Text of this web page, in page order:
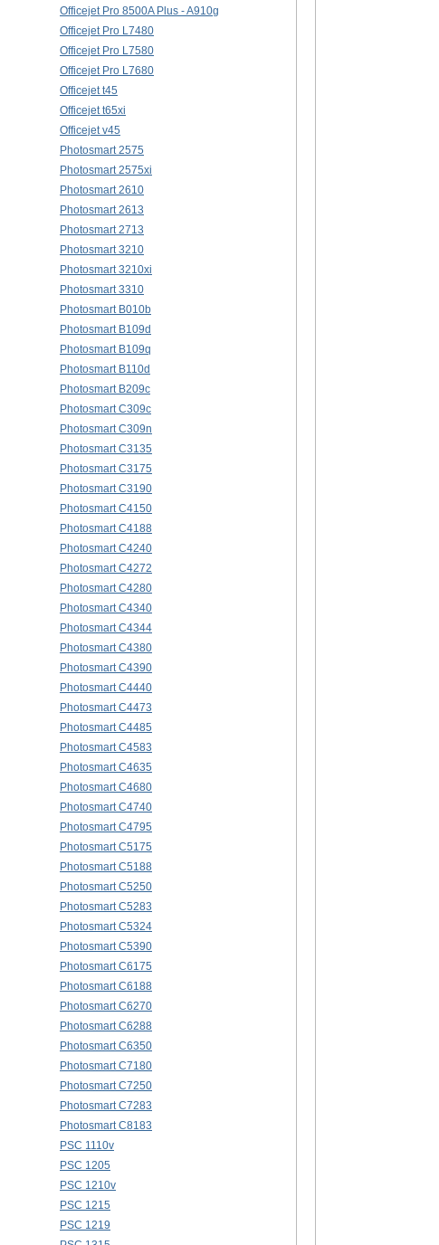
Officejet Pro 8500A Plus - A910g
Officejet Pro L7480
Officejet Pro L7580
Officejet Pro L7680
Officejet t45
Officejet t65xi
Officejet v45
Photosmart 2575
Photosmart 2575xi
Photosmart 2610
Photosmart 2613
Photosmart 2713
Photosmart 3210
Photosmart 3210xi
Photosmart 3310
Photosmart B010b
Photosmart B109d
Photosmart B109q
Photosmart B110d
Photosmart B209c
Photosmart C309c
Photosmart C309n
Photosmart C3135
Photosmart C3175
Photosmart C3190
Photosmart C4150
Photosmart C4188
Photosmart C4240
Photosmart C4272
Photosmart C4280
Photosmart C4340
Photosmart C4344
Photosmart C4380
Photosmart C4390
Photosmart C4440
Photosmart C4473
Photosmart C4485
Photosmart C4583
Photosmart C4635
Photosmart C4680
Photosmart C4740
Photosmart C4795
Photosmart C5175
Photosmart C5188
Photosmart C5250
Photosmart C5283
Photosmart C5324
Photosmart C5390
Photosmart C6175
Photosmart C6188
Photosmart C6270
Photosmart C6288
Photosmart C6350
Photosmart C7180
Photosmart C7250
Photosmart C7283
Photosmart C8183
PSC 1110v
PSC 1205
PSC 1210v
PSC 1215
PSC 1219